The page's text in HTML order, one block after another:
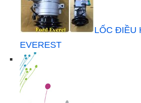
LỐC ĐIỀU
EVEREST